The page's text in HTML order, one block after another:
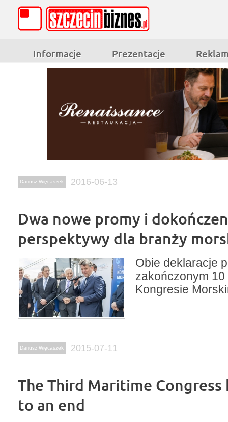
Informacje Prezentacje
Dariusz Więcaszek 2016-06-13
Dwa nowe promy i
perspektywy dla branży
Obie deklaracje
zakończonym
Kongresie
Dariusz Więcaszek 2015-07-11
The Third Maritime Congress
to an end